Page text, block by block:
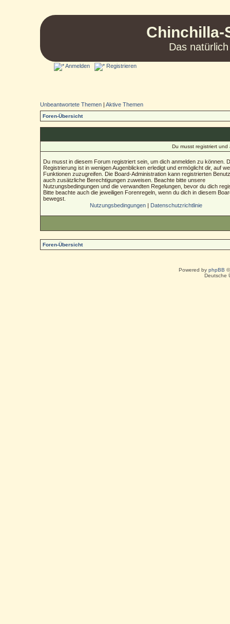
Chinchilla-
Das
Anmelden Registrieren
Unbeantwortete Themen |Aktive Themen
Foren-Übersicht
Du musst registriert
Du musst in diesem Forum registriert sein, um dich anmelden zu können.
Registrierung ist in wenigen Augenblicken erledigt und ermöglicht dir, auf
Funktionen zuzugreifen. Die Board-Administration kann registrierten
auch zusätzliche Berechtigungen zuweisen. Beachte bitte unsere
Nutzungsbedingungen und die verwandten Regelungen, bevor du dich
Bitte beachte auch die jeweiligen Forenregeln, wenn du dich in diesem
bewegst.
Nutzungsbedingungen| Datenschutzrichtlinie
Foren-Übersicht
Powered by phpBB
Deutsche